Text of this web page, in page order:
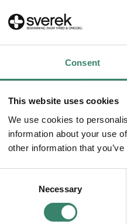
Consent
This website uses cookies
We use cookies to
information about your use
other information that
Necessary
jobbet tagits bort
så